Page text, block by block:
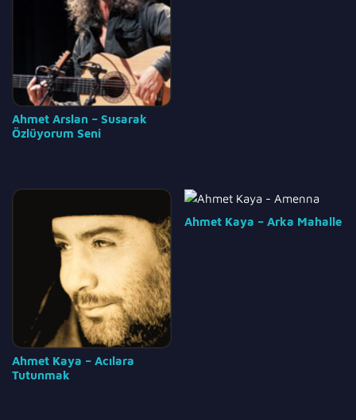
Ahmet Arslan – Susarak
Özlüyorum Seni
Ahmet Kaya – Acılara
Tutunmak
Ahmet Kaya – Arka Mahalle